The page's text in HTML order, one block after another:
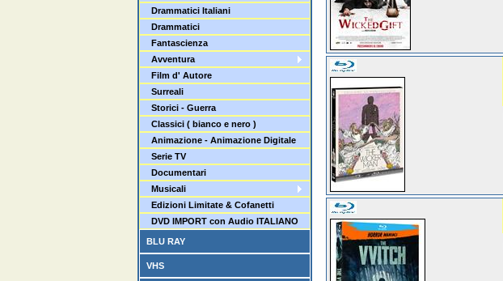
Drammatici Italiani
Drammatici
Fantascienza
Avventura
Film d' Autore
Surreali
Storici - Guerra
Classici ( bianco e nero )
Animazione - Animazione Digitale
Serie TV
Documentari
Musicali
Edizioni Limitate & Cofanetti
DVD IMPORT con Audio ITALIANO
BLU RAY
VHS